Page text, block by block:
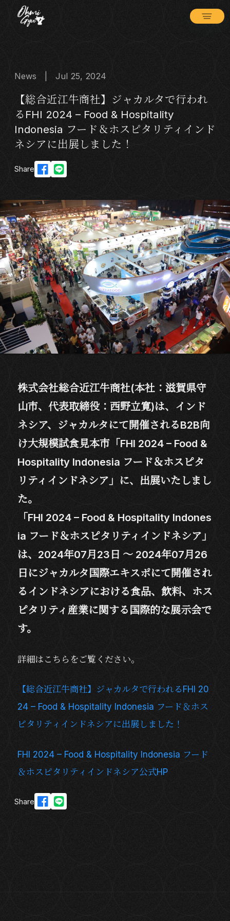
News | Jul 25, 2024
【総合近江牛商社】ジャカルタで行われ
るFHI 2024 – Food & Hospitality
Indonesia フード＆ホスピタリティインド
ネシアに出展しました！
Share
株式会社総合近江牛商社(本社：滋賀県守
山市、代表取締役：西野立寛)は、インド
ネシア、ジャカルタにて開催されるB2B向
け大規模試食見本市「FHI 2024 – Food &
Hospitality Indonesia フード＆ホスピタ
リティインドネシア」に、出展いたしまし
た。
「FHI 2024 – Food & Hospitality Indones
ia フード＆ホスピタリティインドネシア」
は、2024年07月23日 ～ 2024年07月26
日にジャカルタ国際エキスポにて開催され
るインドネシアにおける食品、飲料、ホス
ピタリティ産業に関する国際的な展示会で
す。
詳細はこちらをご覧ください。
【総合近江牛商社】ジャカルタで行われるFHI 20
24 – Food & Hospitality Indonesia フード＆ホス
ピタリティインドネシアに出展しました！
FHI 2024 – Food & Hospitality Indonesia フード
＆ホスピタリティインドネシア公式HP
Share